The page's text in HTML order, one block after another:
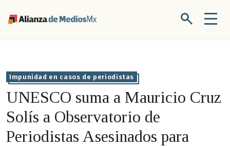
Impunidad en casos de periodistas
UNESCO suma a Mauricio Cruz
Solís a Observatorio de
Periodistas Asesinados para